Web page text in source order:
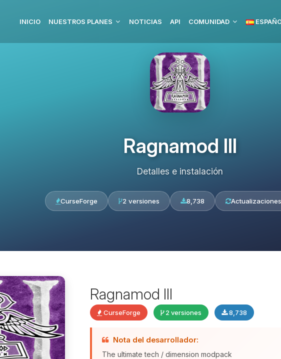
INICIO NUESTROS PLANES NOTICIAS API COMUNIDAD
Ragnamod III
Detalles e instalación
CurseForge 2 versiones 8,738
Ragnamod III
CurseForge 2 versiones 8,738
Nota del desarrollador:
The ultimate tech / dimension modpack